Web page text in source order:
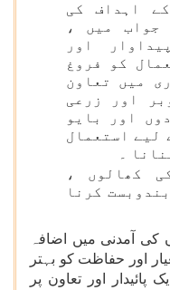
اہداف کی
جواب میں ،
اور
کو فروغ
میں تعاون
اور زرعی
اور بایو
لیے استعمال
۔
کھالوں ،
کرنا
کی آمدنی میں اضافہ
اور حفاظت کو بہتر
پائیدار اور تعاون پر